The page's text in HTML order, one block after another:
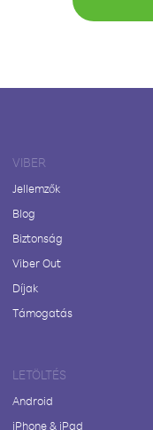
VIBER
Jellemzők
Blog
Biztonság
Viber Out
Díjak
Támogatás
LETÖLTÉS
Android
iPhone & iPad